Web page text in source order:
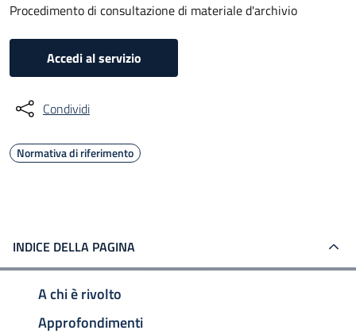
Procedimento di consultazione di materiale d'archivio
Accedi al servizio
Condividi
Normativa di riferimento
INDICE DELLA PAGINA
A chi è rivolto
Approfondimenti